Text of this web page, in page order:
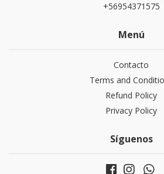
+56954371575
Menú
Contacto
Terms and
Refund Policy
Privacy Policy
Síguenos